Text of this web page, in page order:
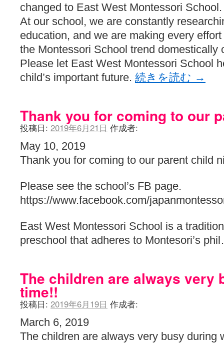
changed to East West Montessori School.
At our school, we are constantly
education, and we are making every
the Montessori School trend domestically
Please let East West Montessori School
child’s important future. 続きを読む →
Thank you for coming to our
投稿日: 2019年6月21日 作成者:
May 10, 2019
Thank you for coming to our parent child
Please see the school’s FB page.
https://www.facebook.com/
East West Montessori School is a
preschool that adheres to Montesori’s
The children are always very
time!!
投稿日: 2019年6月19日 作成者:
March 6, 2019
The children are always very busy during